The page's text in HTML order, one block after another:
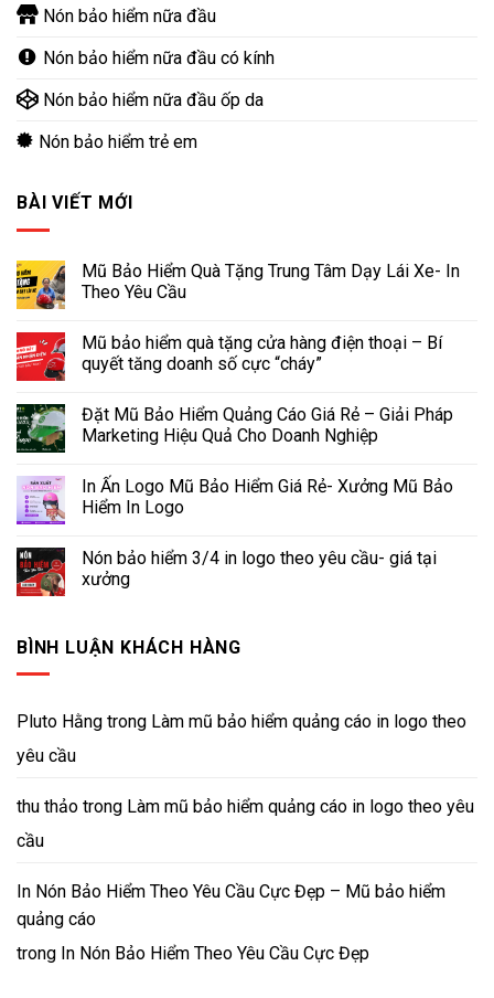
Nón bảo hiểm nữa đầu
Nón bảo hiểm nữa đầu có kính
Nón bảo hiểm nữa đầu ốp da
Nón bảo hiểm trẻ em
BÀI VIẾT MỚI
Mũ Bảo Hiểm Quà Tặng Trung Tâm Dạy Lái Xe- In
Theo Yêu Cầu
Mũ bảo hiểm quà tặng cửa hàng điện thoại – Bí
quyết tăng doanh số cực “cháy”
Đặt Mũ Bảo Hiểm Quảng Cáo Giá Rẻ – Giải Pháp
Marketing Hiệu Quả Cho Doanh Nghiệp
In Ấn Logo Mũ Bảo Hiểm Giá Rẻ- Xưởng Mũ Bảo
Hiểm In Logo
Nón bảo hiểm 3/4 in logo theo yêu cầu- giá tại
xưởng
BÌNH LUẬN KHÁCH HÀNG
Pluto Hằng trong Làm mũ bảo hiểm quảng cáo in logo theo
yêu cầu
thu thảo trong Làm mũ bảo hiểm quảng cáo in logo theo yêu
cầu
In Nón Bảo Hiểm Theo Yêu Cầu Cực Đẹp – Mũ bảo hiểm
quảng cáo
trong In Nón Bảo Hiểm Theo Yêu Cầu Cực Đẹp